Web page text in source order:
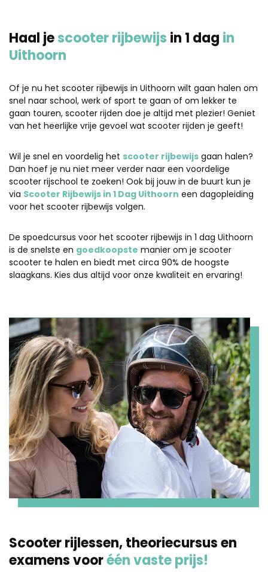
Haal jescooter rijbewijs in 1 dag in
Uithoorn
Of je nu het scooter rijbewijs in Uithoorn wilt gaan halen om
snel naar school, werk of sport te gaan of om lekker te
gaan touren, scooter rijden doe je altijd met plezier! Geniet
van het heerlijke vrije gevoel wat scooter rijden je geeft!
Wil je snel en voordelig het scooter rijbewijs gaan halen?
Dan hoef je nu niet meer verder naar een voordelige
scooter rijschool te zoeken! Ook bij jouw in de buurt kun je
via Scooter Rijbewijs in 1 Dag Uithoorn een dagopleiding
voor het scooter rijbewijs volgen.
De spoedcursus voor het scooter rijbewijs in 1 dag Uithoorn
is de snelste en goedkoopste manier om je scooter
scooter te halen en biedt met circa 90% de hoogste
slaagkans. Kies dus altijd voor onze kwaliteit en ervaring!
Scooter rijlessen, theoriecursus en
examens vooréén vaste prijs!